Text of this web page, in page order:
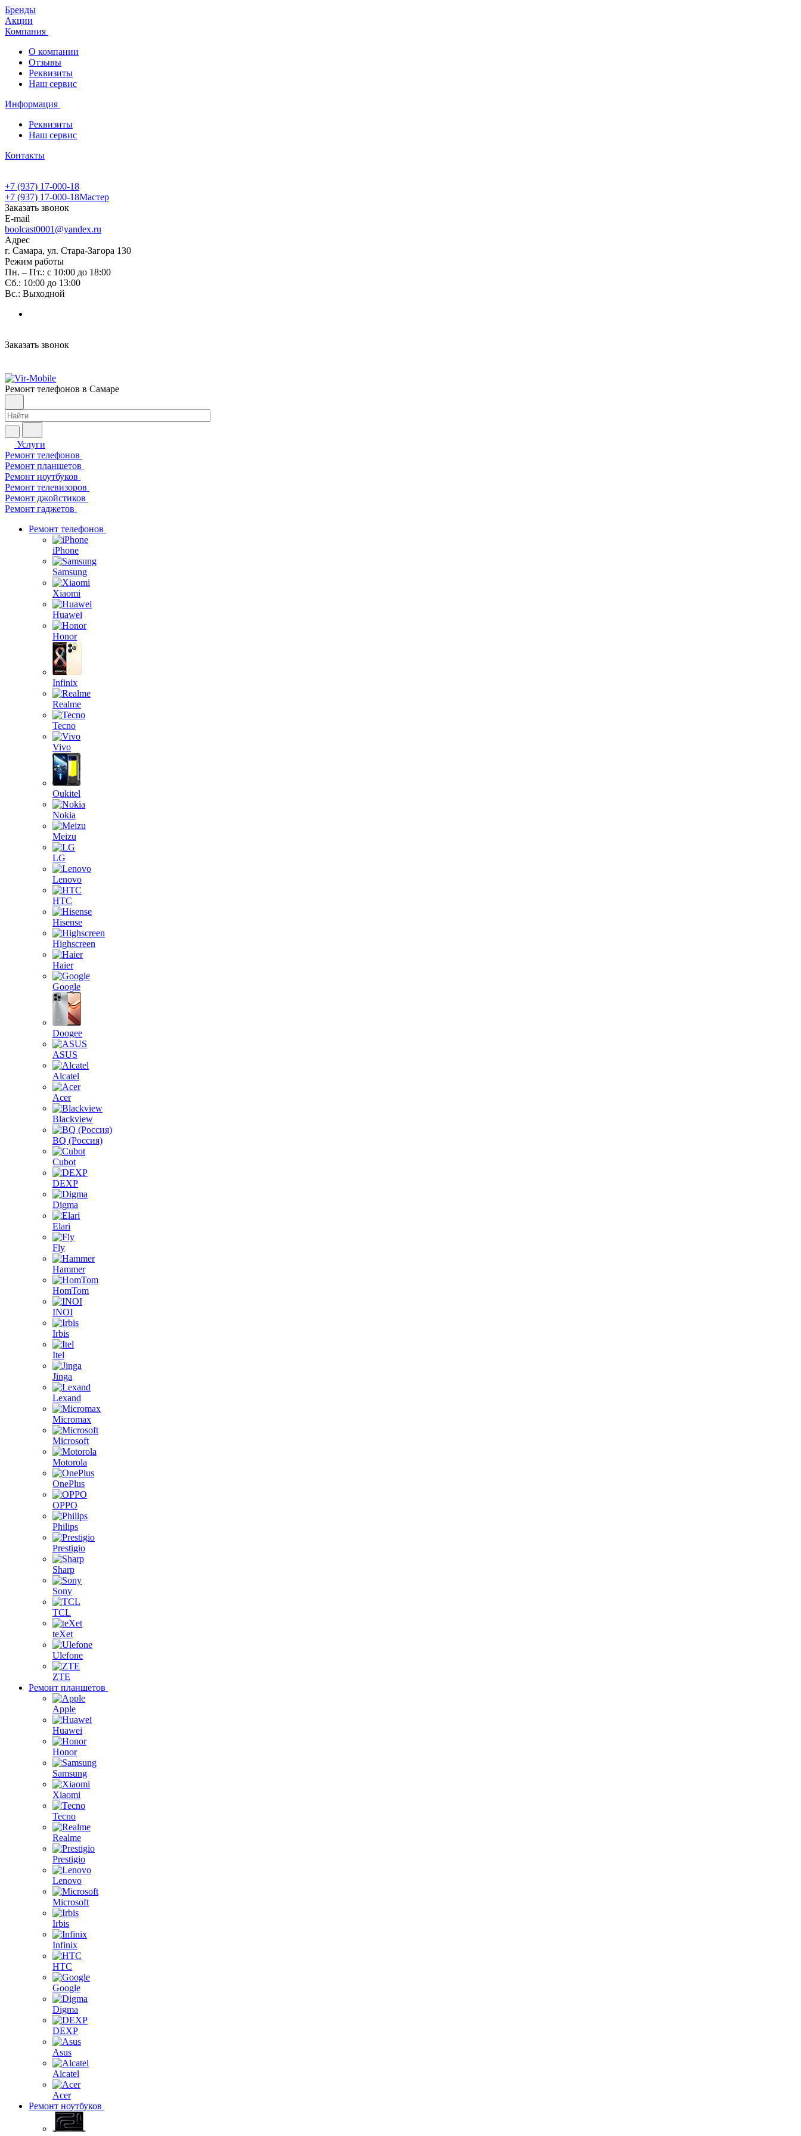
Бренды
Акции
Компания
О компании
Отзывы
Реквизиты
Наш сервис
Информация
Реквизиты
Наш сервис
Контакты
+7 (937) 17-000-18
+7 (937) 17-000-18Мастер
Заказать звонок
E-mail
boolcast0001@yandex.ru
Адрес
г. Самара, ул. Стара-Загора 130
Режим работы
Пн. – Пт.: с 10:00 до 18:00
Сб.: 10:00 до 13:00
Вс.: Выходной
Заказать звонок
Ремонт телефонов в Самаре
Услуги
Ремонт телефонов
Ремонт планшетов
Ремонт ноутбуков
Ремонт телевизоров
Ремонт джойстиков
Ремонт гаджетов
Ремонт телефонов
iPhone
Samsung
Xiaomi
Huawei
Honor
Infinix
Realme
Tecno
Vivo
Oukitel
Nokia
Meizu
LG
Lenovo
HTC
Hisense
Highscreen
Haier
Google
Doogee
ASUS
Alcatel
Acer
Blackview
BQ (Россия)
Cubot
DEXP
Digma
Elari
Fly
Hammer
HomTom
INOI
Irbis
Itel
Jinga
Lexand
Micromax
Microsoft
Motorola
OnePlus
OPPO
Philips
Prestigio
Sharp
Sony
TCL
teXet
Ulefone
ZTE
Ремонт планшетов
Apple
Huawei
Honor
Samsung
Xiaomi
Tecno
Realme
Prestigio
Lenovo
Microsoft
Irbis
Infinix
HTC
Google
Digma
DEXP
Asus
Alcatel
Acer
Ремонт ноутбуков